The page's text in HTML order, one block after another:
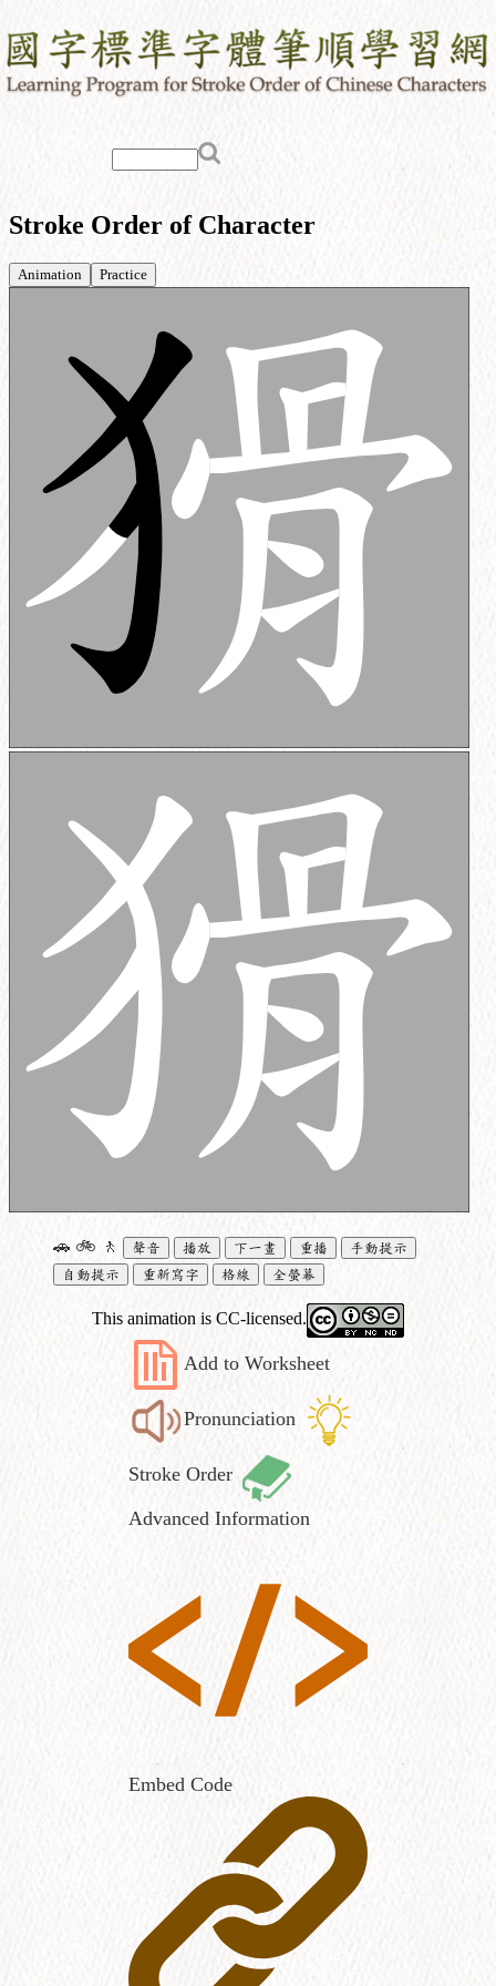
Stroke Order of Character
Animation Practice
🚗 🚲 🚶 聲音 播放 下一畫 重播
手動提示
自動提示
重新寫字 格線 全螢幕
This animation is CC-licensed.
Add to Worksheet
Pronunciation
Stroke Order
Advanced Information
Embed Code